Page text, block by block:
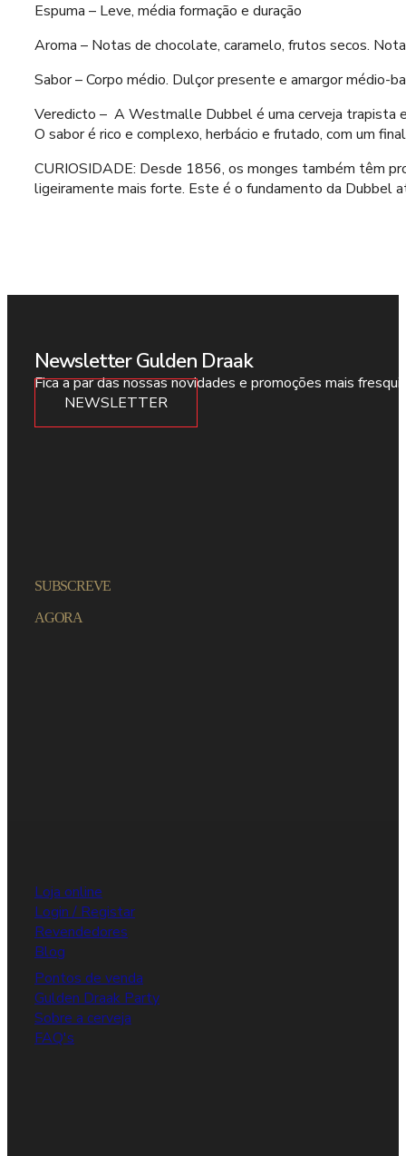
Espuma – Leve, média formação e duração
Aroma – Notas de chocolate, caramelo, frutos secos.
Sabor – Corpo médio. Dulçor presente e amargor médio-
Veredicto – A Westmalle Dubbel é uma cerveja trapista
O sabor é rico e complexo, herbácio e frutado, com um
CURIOSIDADE: Desde 1856, os monges também têm
ligeiramente mais forte. Este é o fundamento da Dubbel
Newsletter Gulden Draak
Fica a par das nossas novidades e promoções mais
NEWSLETTER
SUBSCREVE
AGORA
Loja online
Login / Registar
Revendedores
Blog
Pontos de venda
Gulden Draak Party
Sobre a cerveja
FAQ's